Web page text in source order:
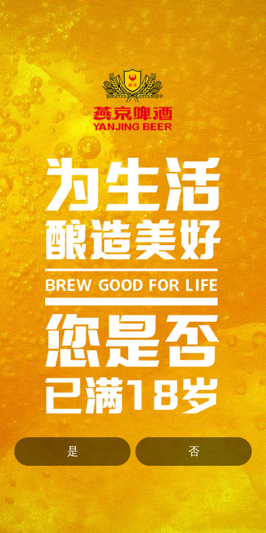
是 否
北京燕京啤酒股份有限公司yanjing.com.cn ™
All rights reserved